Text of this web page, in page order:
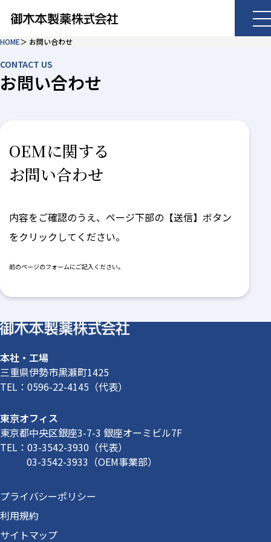
HOME お問い合わせ
CONTACT US
お問い合わせ
OEMに関する
お問い合わせ
内容をご確認のうえ、ページ下部の【送信】ボタン
をクリックしてください。
前のページのフォームにご記入ください。
本社・工場
三重県伊勢市黒瀬町1425
TEL： 0596-22-4145 （代表）
東京オフィス
東京都中央区銀座3-7-3 銀座オーミビル7F
TEL： 03-3542-3930 （代表）
03-3542-3933 （OEM事業部）
プライバシーポリシー
利用規約
サイトマップ